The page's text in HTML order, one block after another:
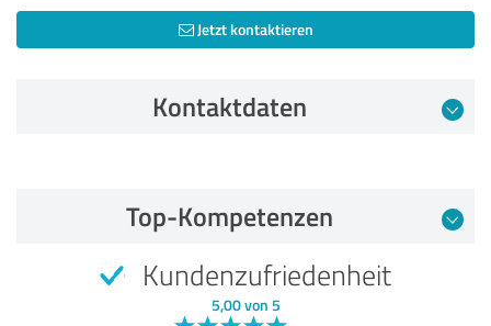
Jetzt kontaktieren
Kontaktdaten
Empfehlung
Top-Kompetenzen
Kundenzufriedenheit
5,00 von 5